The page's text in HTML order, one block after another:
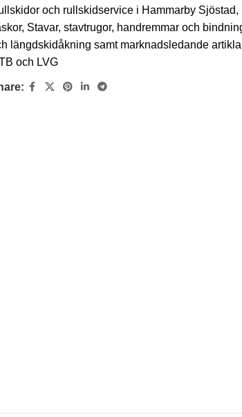
och rullskidservice i Hammarby Sjöstad,
, Stavar, stavtrugor, handremmar och
längdskidåkning samt marknadsledande
och LVG